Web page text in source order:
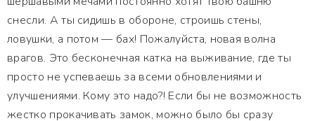
снесли. А ты сидишь в обороне, строишь стены,
ловушки, а потом — бах! Пожалуйста, новая волна
врагов. Это бесконечная катка на выживание, где ты
просто не успеваешь за всеми обновлениями и
улучшениями. Кому это надо?! Если бы не возможность
жестко прокачивать замок, можно было бы сразу